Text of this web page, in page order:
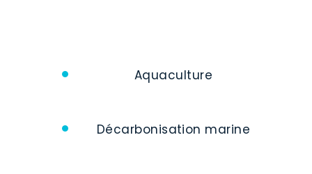
Aquaculture
Décarbonisation marine